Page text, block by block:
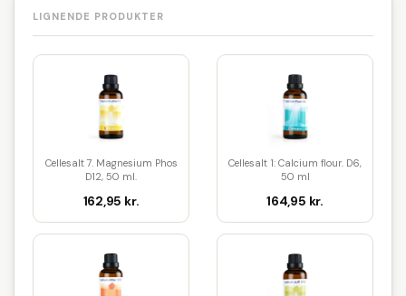
LIGNENDE PRODUKTER
Cellesalt 7. Magnesium Phos
D12, 50 ml.
162,95 kr.
Cellesalt 1: Calcium flour. D6,
50 ml
164,95 kr.